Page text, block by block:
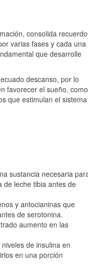
consolida
varias fases y cada una
que desarrolle
descanso, por lo
favorecer el sueño, como
que estimulan el sistema
sustancia necesaria
de leche tibia antes de
y antocianinas que
de serotonina.
aumento en las
de insulina en
en una porción